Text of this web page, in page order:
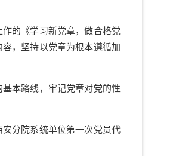
的《学习新党章，做合格党
，坚持以党章为根本遵循加
本路线，牢记党章对党的性
分院系统单位第一次党员代